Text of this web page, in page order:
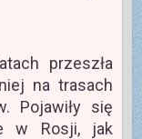
przeszła
na trasach
Pojawiły się
w Rosji, jak